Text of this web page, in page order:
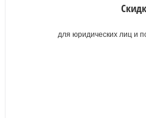
для юридических лиц и